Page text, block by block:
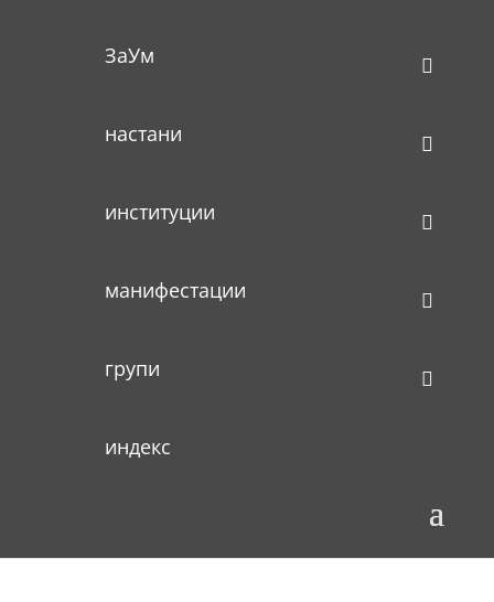
ЗаУм
настани
институции
манифестации
групи
индекс